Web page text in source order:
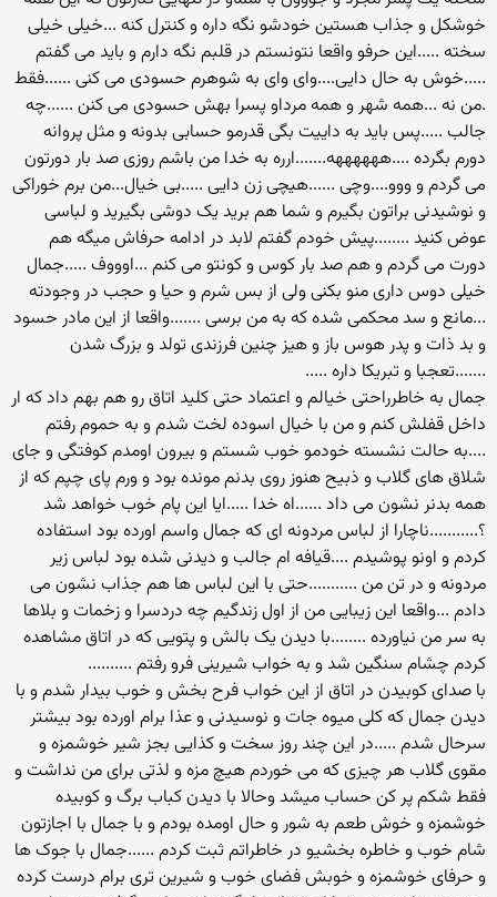
خوشکل و جذاب هستین خودشو نگه داره و کنترل کنه ...خیلی خیلی
سخته .....این حرفو واقعا نتونستم در قلبم نگه دارم و باید می گفتم
.....خوش به حال دایی....وای وای به شوهرم حسودی می کنی ......فقط
.من نه ...همه شهر و همه مرداو پسرا بهش حسودی می کنن ......چه
جالب .....پس باید به داییت بگی قدرمو حسابی بدونه و مثل پروانه
دورم بگرده ....ههههههه.......ارره به خدا من باشم روزی صد بار دورتون
می گردم و ووو....وچی ......هیچی زن دایی .....بی خیال...من برم خوراکی
و نوشیدنی براتون بگیرم و شما هم برید یک دوشی بگیرید و لباسی
عوض کنید ........پیش خودم گفتم لابد در ادامه حرفاش میگه هم
دورت می گردم و هم صد بار کوس و کونتو می کنم ...اوووف .....جمال
خیلی دوس داری منو بکنی ولی از بس شرم و حیا و حجب در وجودته
...مانع و سد محکمی شده که به من برسی .......واقعا از این مادر حسود
و بد ذات و پدر هوس باز و هیز چنین فرزندی تولد و بزرگ شدن
.......تعجبا و تبریکا داره .....
جمال به خاطرراحتی خیالم و اعتماد حتی کلید اتاق رو هم بهم داد که ار
داخل قفلش کنم و من با خیال اسوده لخت شدم و به حموم رفتم
....به حالت نشسته خودمو خوب شستم و بیرون اومدم کوفتگی و جای
شلاق های گلاب و ذبیح هنوز روی بدنم مونده بود و ورم پای چپم که از
همه بدنر نشون می داد ......اه خدا .....ایا این پام خوب خواهد شد
؟...........ناچارا از لباس مردونه ای که جمال واسم اورده بود استفاده
کردم و اونو پوشیدم ....قیافه ام جالب و دیدنی شده بود لباس زیر
مردونه و در تن من ...........حتی با این لباس ها هم جذاب نشون می
دادم ...واقعا این زیبایی من از اول زندگیم چه دردسرا و زخمات و بلاها
به سر من نیاورده ........با دیدن یک بالش و پتویی که در اتاق مشاهده
کردم چشام سنگین شد و به خواب شیرینی فرو رفتم ..........
با صدای کوبیدن در اتاق از این خواب فرح بخش و خوب بیدار شدم و با
دیدن جمال که کلی میوه جات و نوسیدنی و عذا برام اورده بود بیشتر
سرحال شدم .....در این چند روز سخت و کذایی بجز شیر خوشمزه و
مقوی گلاب هر چیزی که می خوردم هیچ مزه و لذتی برای من نداشت و
فقط شکم پر کن حساب میشد وحالا با دیدن کباب برگ و کوبیده
خوشمزه و خوش طعم به شور و حال اومده بودم و با جمال با اجازتون
شام خوب و خاطره بخشیو در خاطراتم ثبت کردم ......جمال با جوک ها
و حرفای خوشمزه و خوبش فضای خوب و شیرین تری برام درست کرده